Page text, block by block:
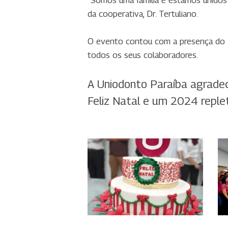
da cooperativa, Dr. Tertuliano.
O evento contou com a presença do
todos os seus colaboradores.
A Uniodonto Paraíba
Feliz Natal e um 2024
WhatsApp
Image
2023-
22